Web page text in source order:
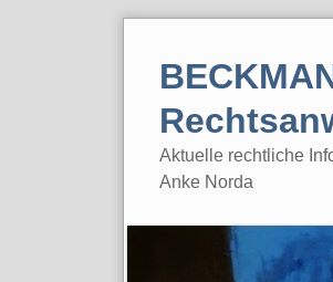
Aktuelle rechtliche
Anke Norda